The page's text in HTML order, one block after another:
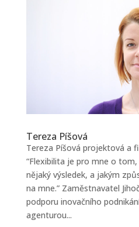
Tereza Píšová
Tereza Píšová projektová a
“Flexibilita je pro mne o
nějaký výsledek, a jakým
na mne.” Zaměstnavatel
podporu inovačního
agenturou...